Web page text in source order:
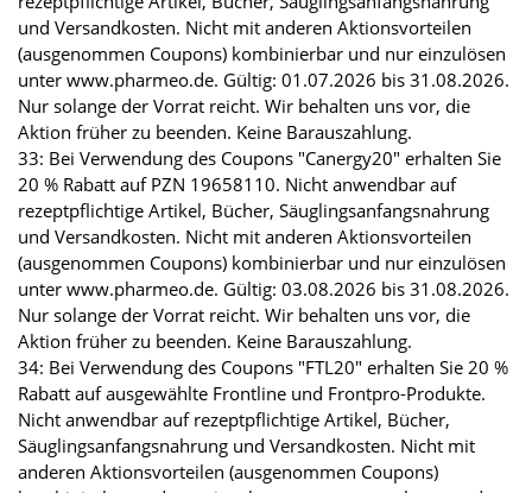
und Versandkosten. Nicht mit anderen Aktionsvorteilen
(ausgenommen Coupons) kombinierbar und nur einzulösen
unter www.pharmeo.de. Gültig: 01.07.2026 bis 31.08.2026.
Nur solange der Vorrat reicht. Wir behalten uns vor, die
Aktion früher zu beenden. Keine Barauszahlung.
33: Bei Verwendung des Coupons "Canergy20" erhalten Sie
20 % Rabatt auf PZN 19658110. Nicht anwendbar auf
rezeptpflichtige Artikel, Bücher, Säuglingsanfangsnahrung
und Versandkosten. Nicht mit anderen Aktionsvorteilen
(ausgenommen Coupons) kombinierbar und nur einzulösen
unter www.pharmeo.de. Gültig: 03.08.2026 bis 31.08.2026.
Nur solange der Vorrat reicht. Wir behalten uns vor, die
Aktion früher zu beenden. Keine Barauszahlung.
34: Bei Verwendung des Coupons "FTL20" erhalten Sie 20 %
Rabatt auf ausgewählte Frontline und Frontpro-Produkte.
Nicht anwendbar auf rezeptpflichtige Artikel, Bücher,
Säuglingsanfangsnahrung und Versandkosten. Nicht mit
anderen Aktionsvorteilen (ausgenommen Coupons)